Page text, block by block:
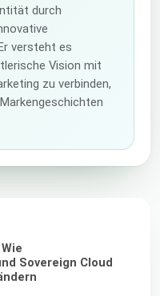
durch
versteht es
Vision mit
zu verbinden,
Sovereign Cloud